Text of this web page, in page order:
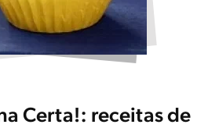
Certa!: receitas de